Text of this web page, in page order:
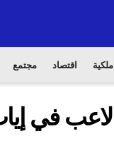
اقتصاد مجتمع
لاعب في